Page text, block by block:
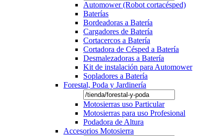
Automower (Robot cortacésped)
Baterías
Bordeadoras a Batería
Cargadores de Batería
Cortacercos a Batería
Cortadora de Césped a Batería
Desmalezadoras a Batería
Kit de instalación para Automower
Sopladores a Batería
Forestal, Poda y Jardinería
Motosierras uso Particular
Motosierras para uso Profesional
Podadora de Altura
Accesorios Motosierra